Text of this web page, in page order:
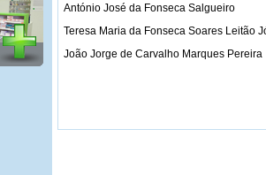
António José da Fonseca Salgueiro
Teresa Maria da Fonseca Soares Leitão
João Jorge de Carvalho Marques